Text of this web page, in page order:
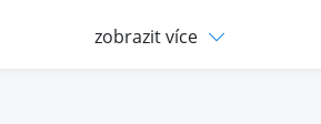
zobrazit více